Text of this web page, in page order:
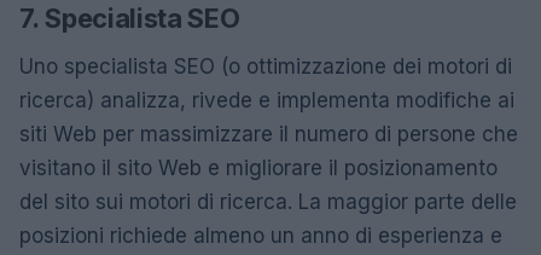
7. Specialista SEO
Uno specialista SEO (o ottimizzazione dei motori di
ricerca) analizza, rivede e implementa modifiche ai
siti Web per massimizzare il numero di persone che
visitano il sito Web e migliorare il posizionamento
del sito sui motori di ricerca. La maggior parte delle
posizioni richiede almeno un anno di esperienza e